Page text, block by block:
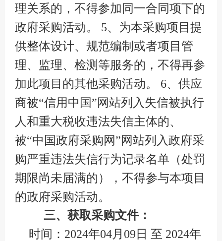
理关系的，不得参加同一合同项下的
政府采购活动。 5、为本采购项目提
供整体设计、规范编制或者项目管
理、监理、检测等服务的，不得再参
加此项目的其他采购活动。 6、供应
商被“信用中国”网站列入失信被执行
人和重大税收违法失信主体的、
被“中国政府采购网”网站列入政府采
购严重违法失信行为记录名单（处罚
期限尚未届满的），不得参与本项目
的政府采购活动。
三、获取采购文件：
时间：2024年04月09日 至 2024年